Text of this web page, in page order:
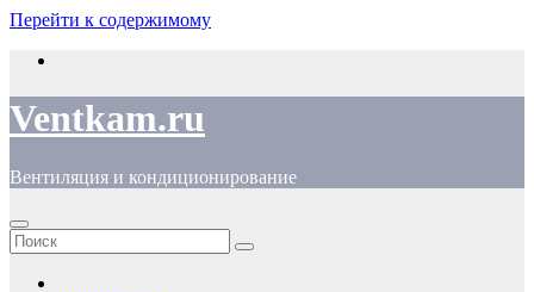
Перейти к содержимому
Ventkam.ru
Вентиляция и кондиционирование